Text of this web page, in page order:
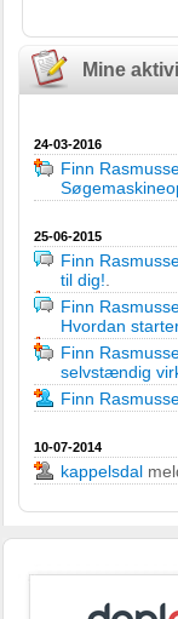
Mine
24-03-2016
Finn
25-06-2015
Finn
til dig!
Finn
Hvordan
Finn
selvstændig
Finn
10-07-2014
kappelsdal